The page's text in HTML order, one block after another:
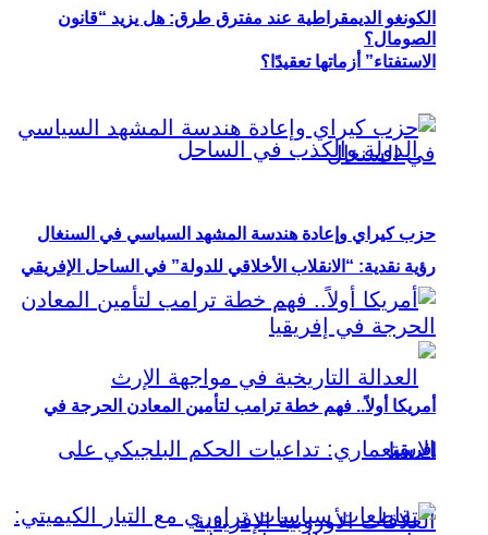
الصومال؟
رؤية نقدية: “الانقلاب الأخلاقي للدولة” في الساحل الإفريقي
الكونغو الديمقراطية عند مفترق طرق: هل يزيد “قانون
الاستفتاء” أزماتها تعقيدًا؟
حزب كيراي وإعادة هندسة المشهد السياسي في السنغال
أمريكا أولاً.. فهم خطة ترامب لتأمين المعادن الحرجة في
إفريقيا